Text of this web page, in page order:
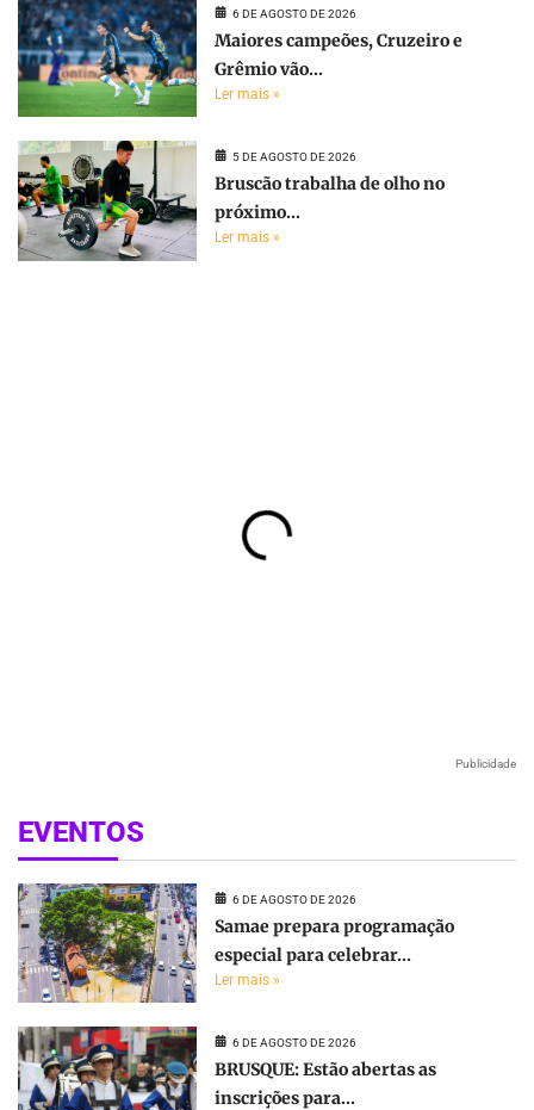
6 DE AGOSTO DE 2026
Maiores campeões, Cruzeiro e
Grêmio vão...
Ler mais »
5 DE AGOSTO DE 2026
Bruscão trabalha de olho no
próximo...
Ler mais »
Publicidade
EVENTOS
6 DE AGOSTO DE 2026
Samae prepara programação
especial para celebrar...
Ler mais »
6 DE AGOSTO DE 2026
BRUSQUE: Estão abertas as
inscrições para...